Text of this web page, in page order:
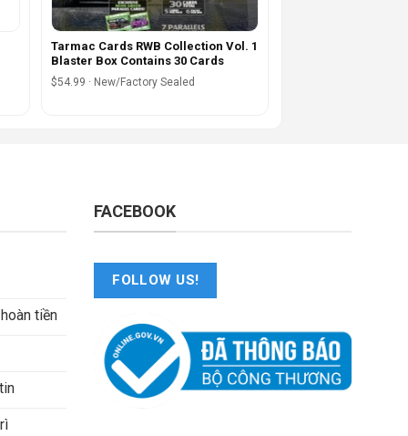
Tarmac Cards RWB Collection Vol. 1
Blaster Box Contains 30 Cards
$54.99 · New/Factory Sealed
tiền
FACEBOOK
FOLLOW US!